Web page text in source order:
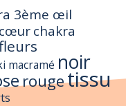
3ème œil
chakra
macramé noir
rougetissu